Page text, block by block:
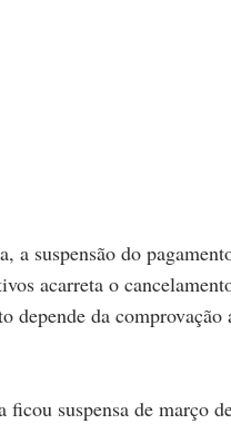
a suspensão do
acarreta o
depende da
ficou suspensa de março